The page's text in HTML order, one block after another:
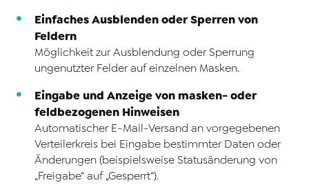
Einfaches Ausblenden oder Sperren von
Feldern
Möglichkeit zur Ausblendung oder Sperrung
ungenutzter Felder auf einzelnen Masken.
Eingabe und Anzeige von masken- oder
feldbezogenen Hinweisen
Automatischer E-Mail-Versand an vorgegebenen
Verteilerkreis bei Eingabe bestimmter Daten oder
Änderungen (beispielsweise Statusänderung von
„Freigabe“ auf „Gesperrt“).